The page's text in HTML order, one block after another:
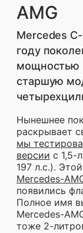
AMG
Mercedes
году
мощностью
старшую
Нынешнее
раскрывает
мы
версии с 1,5-
197 л.с.).
Mercedes-
появились
Полное имя
Mercedes-
тоже 2-